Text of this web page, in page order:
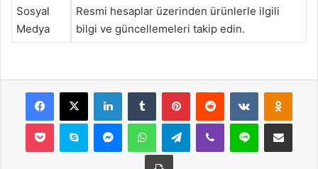
Sosyal
Medya
Resmi hesaplar üzerinden ürünlerle ilgili
bilgi ve güncellemeleri takip edin.
Facebook
X LinkedInTumblr PinterestReddit VKontakte
Pocket Skype MessengerWhatsAppTelegramViber Line E-Posta ile
Yazdır